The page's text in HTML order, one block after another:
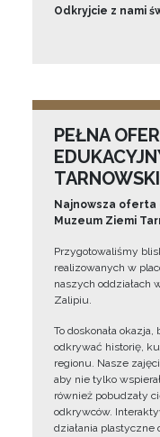
Odkryjcie z nami
PEŁNA
Najnowsza oferta
Muzeum Ziemi
Przygotowaliśmy
realizowanych w
naszych oddziałach
Zalipiu.
To doskonała
odkrywać historię,
regionu. Nasze
aby nie tylko
również pobudzały
odkrywców.
działania